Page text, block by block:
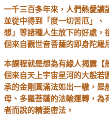
一千三百多年來，人們熱愛讀
並從中得到「度一切苦厄」、
想」等諸種人生放下的好處，
個來自觀世音菩薩的即身陀羅
本課程就是想為有緣人揭露【
個來自天上宇宙星河的大般若
承的金剛圓滿法如出一轍，是
母、多羅菩薩的法輪運轉，為
者而說的精要密法。